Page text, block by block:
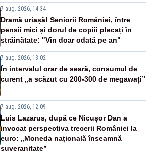
7 aug. 2026, 14:34
Dramă uriașă! Seniorii României, între
pensii mici și dorul de copiii plecați în
străinătate: "Vin doar odată pe an"
7 aug. 2026, 13:02
În intervalul orar de seară, consumul de
curent „a scăzut cu 200-300 de megawați”
7 aug. 2026, 12:09
Luis Lazarus, după ce Nicușor Dan a
invocat perspectiva trecerii României la
euro: „Moneda națională înseamnă
suveranitate”